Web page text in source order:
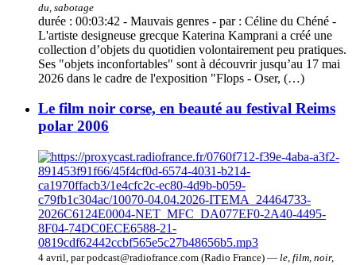
du, sabotage
durée : 00:03:42 - Mauvais genres - par : Céline du Chéné -
L'artiste designeuse grecque Katerina Kamprani a créé une
collection d’objets du quotidien volontairement peu pratiques.
Ses "objets inconfortables" sont à découvrir jusqu’au 17 mai
2026 dans le cadre de l'exposition "Flops - Oser, (…)
Le film noir corse, en beauté au festival Reims
polar 2006
4 avril, par podcast@radiofrance.com (Radio France) — le, film, noir,